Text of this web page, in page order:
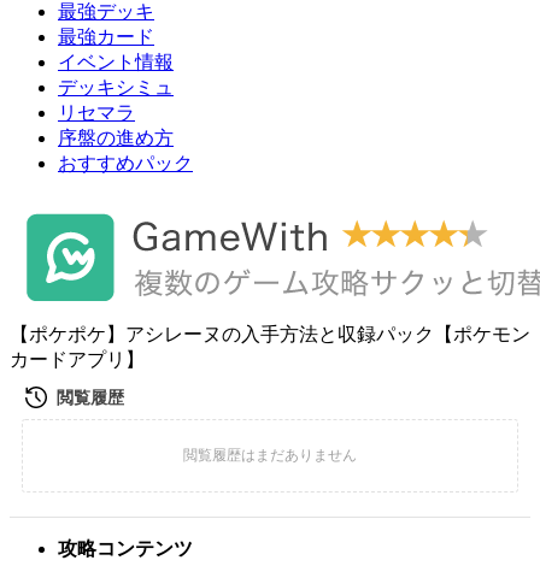
最強デッキ
最強カード
イベント情報
デッキシミュ
リセマラ
序盤の進め方
おすすめパック
【ポケポケ】アシレーヌの入手方法と収録パック【ポケモン
カードアプリ】
攻略コンテンツ